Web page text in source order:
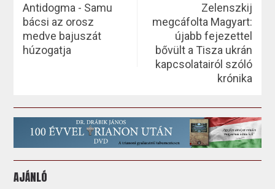
Antidogma - Samu
bácsi az orosz
medve bajuszát
húzogatja
Zelenszkij
megcáfolta Magyart:
újabb fejezettel
bővült a Tisza ukrán
kapcsolatairól szóló
krónika
AJÁNLÓ